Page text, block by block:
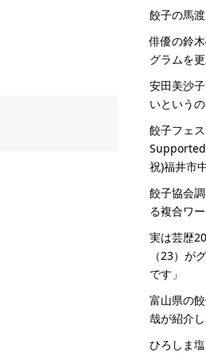
餃子の馬
俳優の鈴
グラムを
安田美沙
いという
餃子フェ
Supported
祝)福井市
餃子協会
る複合ワ
実は芸歴
（23）が
です」
富山県の
哉が紹介
ひろしま